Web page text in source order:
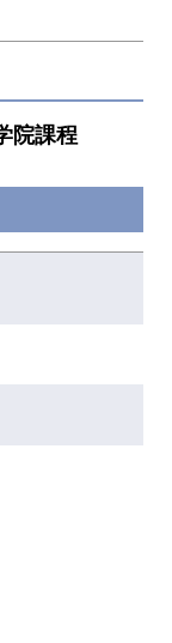
院課程